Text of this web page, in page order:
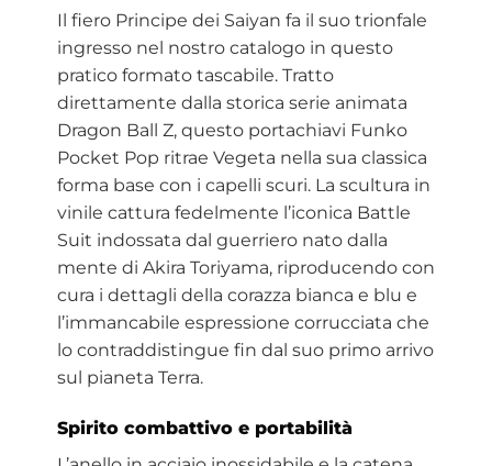
Il fiero Principe dei Saiyan fa il suo trionfale
ingresso nel nostro catalogo in questo
pratico formato tascabile. Tratto
direttamente dalla storica serie animata
Dragon Ball Z, questo portachiavi Funko
Pocket Pop ritrae Vegeta nella sua classica
forma base con i capelli scuri. La scultura in
vinile cattura fedelmente l’iconica Battle
Suit indossata dal guerriero nato dalla
mente di Akira Toriyama, riproducendo con
cura i dettagli della corazza bianca e blu e
l’immancabile espressione corrucciata che
lo contraddistingue fin dal suo primo arrivo
sul pianeta Terra.
Spirito combattivo e portabilità